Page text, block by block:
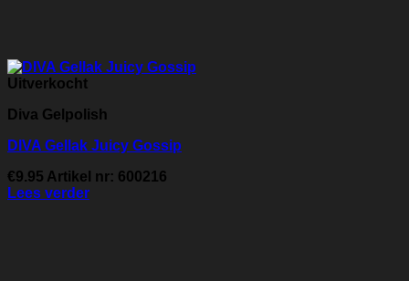
Uitverkocht
Diva Gelpolish
DIVA Gellak Juicy Gossip
€9.95 Artikel nr: 600216
Lees verder